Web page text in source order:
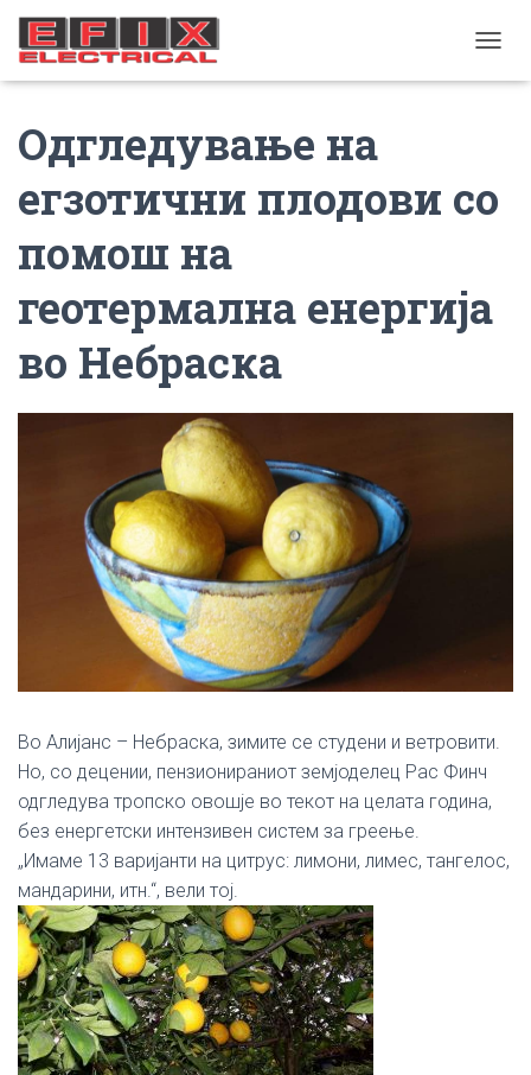
Одгледување на
егзотични плодови со
помош на
геотермална енергија
во Небраска
Во Алијанс – Небраска, зимите се студени и ветровити.
Но, со децении, пензионираниот земјоделец Рас Финч
одгледува тропско овошје во текот на целата година,
без енергетски интензивен систем за греење.
„Имаме 13 варијанти на цитрус: лимони, лимес, тангелос,
мандарини, итн.“, вели тој.